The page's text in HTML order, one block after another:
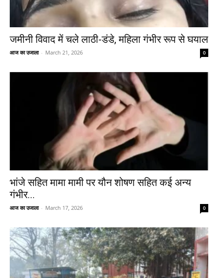
जमीनी विवाद में चले लाठी-डंडे, महिला गंभीर रूप से घयाल
आज का उजाला - March 21, 2026 0
भांजे सहित मामा मामी पर यौन शोषण सहित कई अन्य
गंभीर...
आज का उजाला - March 17, 2026 0